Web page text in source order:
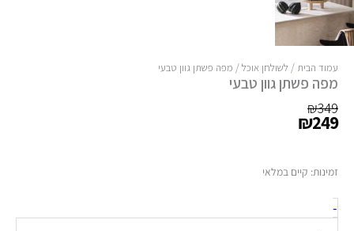
עמוד הבית / לשולחן אוכל/ מפה פשתן גוון טבעי
מפה פשתן גוון טבעי
₪349
המחיר
המקורי₪249
המחיר
הנוכחי
זמינות: קיים במלאי
-
כמות
מפה
פשתן